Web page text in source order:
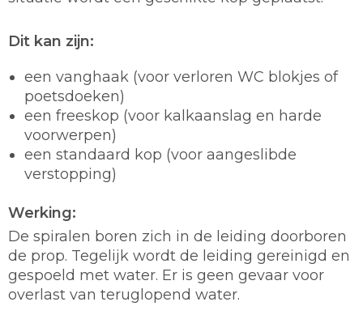
Dit kan zijn:
een vanghaak (voor verloren WC blokjes of
poetsdoeken)
een freeskop (voor kalkaanslag en harde
voorwerpen)
een standaard kop (voor aangeslibde
verstopping)
Werking:
De spiralen boren zich in de leiding doorboren
de prop. Tegelijk wordt de leiding gereinigd en
gespoeld met water. Er is geen gevaar voor
overlast van teruglopend water.